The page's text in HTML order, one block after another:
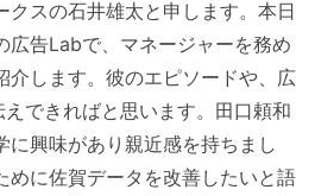
クスの石井雄太と申します。本日
広告Labで、マネージャーを務め
介します。彼のエピソードや、広
できればと思います。田口頼和
に興味があり親近感を持ちまし
めに佐賀データを改善したいと語